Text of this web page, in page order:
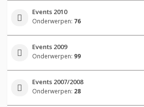
Events 2010
Onderwerpen: 76
Events 2009
Onderwerpen: 99
Events 2007/2008
Onderwerpen: 28